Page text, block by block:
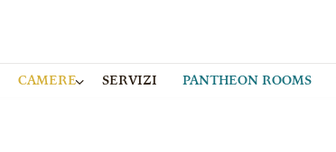
CAMERE SERVIZI PANTHEON ROOMS